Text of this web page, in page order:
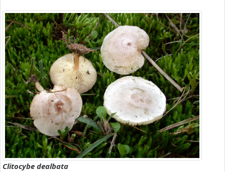
Clitocybe dealbata